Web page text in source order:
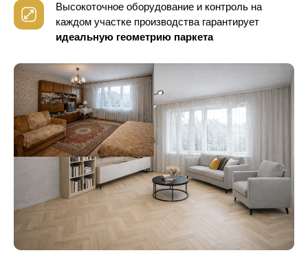
Высокоточное оборудование и контроль на
каждом участке производства гарантирует
идеальную геометрию паркета